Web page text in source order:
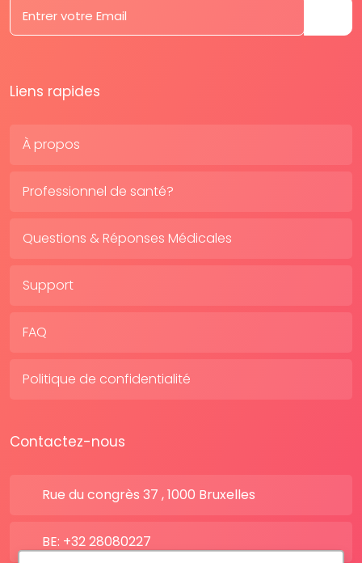
Liens rapides
À propos
Professionnel de santé?
Questions & Réponses Médicales
Support
FAQ
Politique de confidentialité
Contactez-nous
Rue du congrès 37 , 1000 Bruxelles
BE: +32 28080227